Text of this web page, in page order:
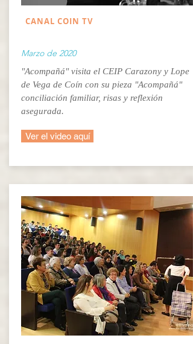
CANAL COIN TV
Marzo de 2020
"Acompañá" visita el CEIP Carazony y Lope
de Vega de Coín con su pieza "Acompañá"
conciliación familiar, risas y reflexión
asegurada.
Ver el video aquí